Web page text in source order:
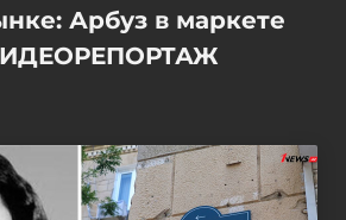
Арбуз в маркете